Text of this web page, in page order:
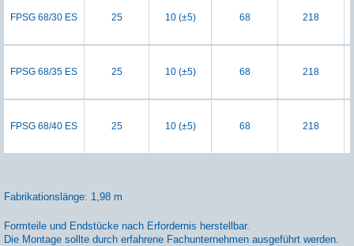
FPSG 68/30 ES 25 10 (±5) 68 218
FPSG 68/35 ES 25 10 (±5) 68 218
FPSG 68/40 ES 25 10 (±5) 68 218
Fabrikationslänge: 1,98 m
Formteile und Endstücke nach Erfordernis herstellbar.
Die Montage sollte durch erfahrene Fachunternehmen ausgeführt werden.